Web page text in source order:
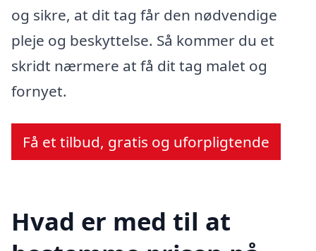
og sikre, at dit tag får den nødvendige
pleje og beskyttelse. Så kommer du et
skridt nærmere at få dit tag malet og
fornyet.
Få et tilbud, gratis og uforpligtende
Hvad er med til at